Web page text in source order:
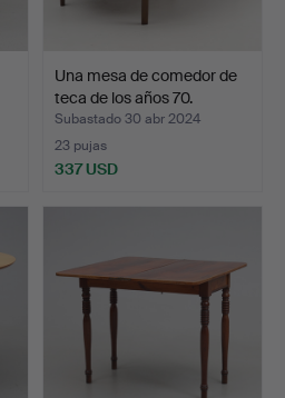
Una mesa de comedor de
teca de los años 70.
Subastado 30 abr 2024
23 pujas
337 USD